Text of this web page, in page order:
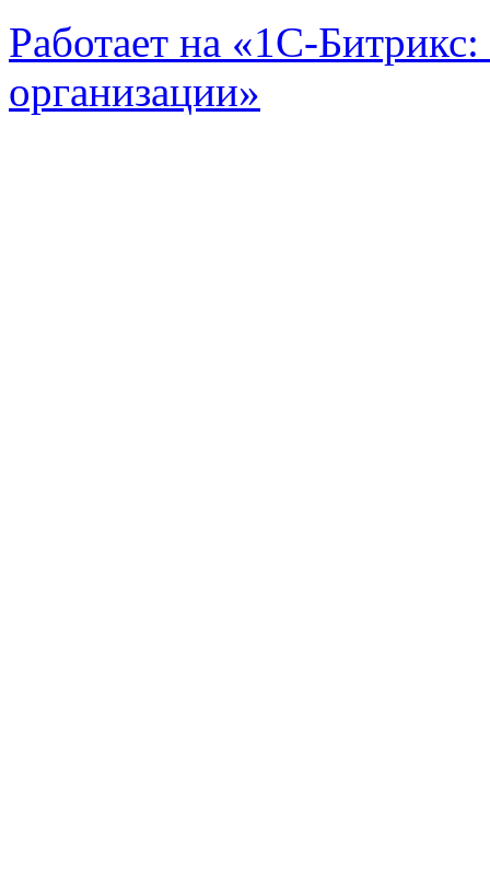
Работает на «1С-
организации»